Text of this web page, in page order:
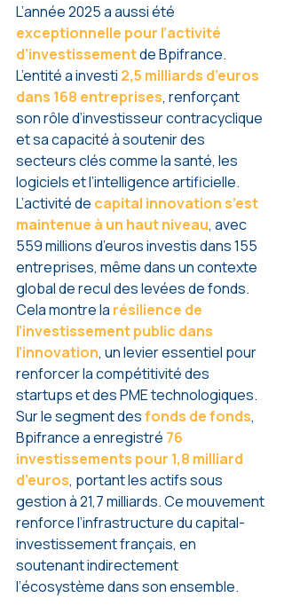
L’année 2025 a aussi été
exceptionnelle pour l’activité
d’investissement de Bpifrance.
L’entité a investi 2,5 milliards d’euros
dans 168 entreprises, renforçant
son rôle d’investisseur contracyclique
et sa capacité à soutenir des
secteurs clés comme la santé, les
logiciels et l’intelligence artificielle.
L’activité de capital innovation s’est
maintenue à un haut niveau, avec
559 millions d’euros investis dans 155
entreprises, même dans un contexte
global de recul des levées de fonds.
Cela montre la résilience de
l’investissement public dans
l’innovation, un levier essentiel pour
renforcer la compétitivité des
startups et des PME technologiques.
Sur le segment des fonds de fonds,
Bpifrance a enregistré 76
investissements pour 1,8 milliard
d’euros, portant les actifs sous
gestion à 21,7 milliards. Ce mouvement
renforce l’infrastructure du capital-
investissement français, en
soutenant indirectement
l’écosystème dans son ensemble.